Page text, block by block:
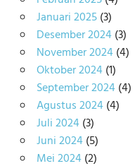
Januari 2025(3)
Desember 2024(3)
November 2024(4)
Oktober 2024(1)
September 2024(4)
Agustus 2024(4)
Juli 2024(3)
Juni 2024(5)
Mei 2024(2)